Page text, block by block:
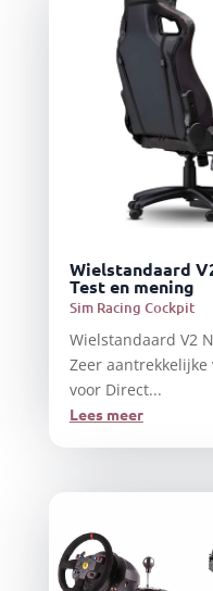
Wielstandaard
Test en mening
Sim Racing Cockpit
Wielstandaard V2
Zeer
voor Direct...
Lees meer